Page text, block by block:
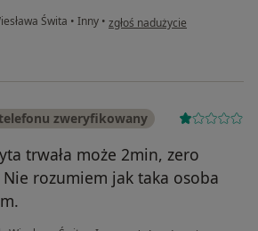
Świta • Inny • w opinii użytkownika BM
zgłoś nadużycie
zweryfikowany
trwała może 2min, zero
rozumiem jak taka osoba